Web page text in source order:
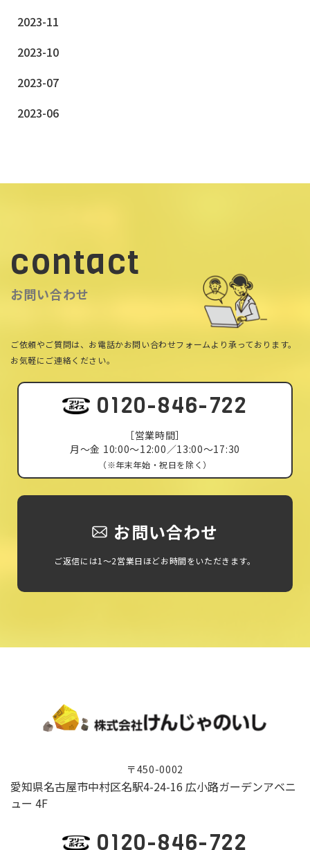
2023-11
2023-10
2023-07
2023-06
contact
お問い合わせ
ご依頼やご質問は、お電話かお問い合わせフォームより承っております。
お気軽にご連絡ください。
0120-846-722
［営業時間］
月〜金 10:00〜12:00／13:00〜17:30
（※年末年始・祝日を除く）
お問い合わせ
ご返信には1～2営業日ほどお時間をいただきます。
〒450-0002
愛知県名古屋市中村区名駅4-24-16 広小路ガーデンアベニ
ュー 4F
0120-846-722